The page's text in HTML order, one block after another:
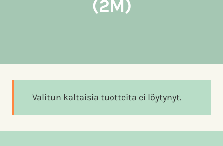
(2M)
Valitun kaltaisia tuotteita ei löytynyt.